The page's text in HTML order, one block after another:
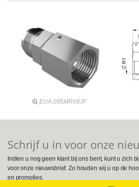
EUA.09SMR09JF
Schrijf u in voor onze
Indien u nog geen klant bij ons bent, kunt u zich
voor onze nieuwsbrief. Zo houden wij u op de
en promoties.